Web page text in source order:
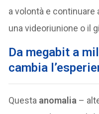
a volontà e continuare
una videoriunione o il
Da megabit a
cambia
Questa anomalia –